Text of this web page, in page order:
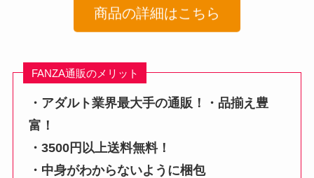
商品の詳細はこちら
FANZA通販のメリット
・アダルト業界最大手の通販！・品揃え豊
富！
・3500円以上送料無料！
・中身がわからないように梱包